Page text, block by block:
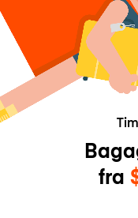
fra